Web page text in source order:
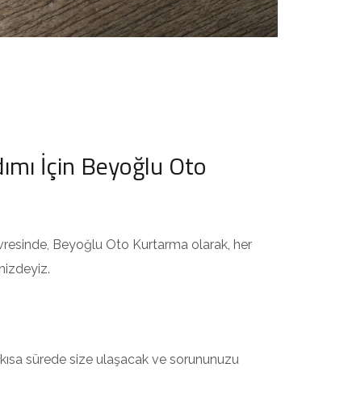
İçin Beyoğlu Oto
Beyoğlu Oto Kurtarma olarak, her
sürede size ulaşacak ve sorununuzu